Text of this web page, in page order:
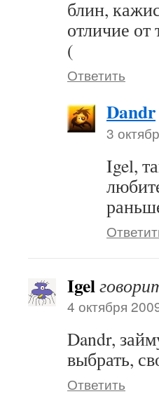
блин,
отличие от
(
Ответить
Dandr
3
Igel,
Igel
4 октября
Dandr,
выбрать,
Ответить